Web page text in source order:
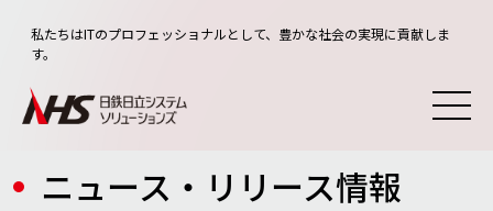
私たちはITのプロフェッショナルとして、豊かな社会の実現に貢献しま
す。
ニュース・リリース情報